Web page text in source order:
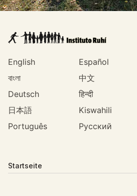
English Español
বাংলা
中文
Deutsch
हिन्दी
日本語
Kiswahili
Português
Русский
Startseite